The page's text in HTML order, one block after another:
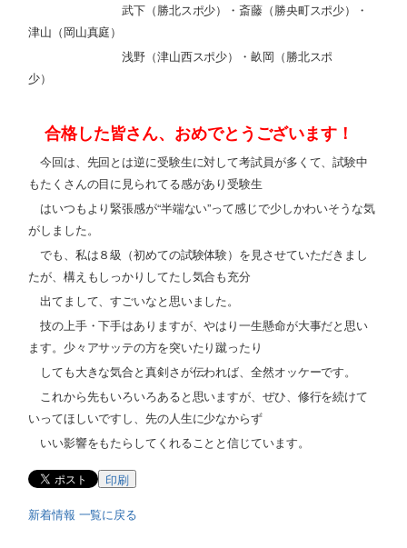
武下（勝北スポ少）・斎藤（勝央町スポ少）・
津山（岡山真庭）
浅野（津山西スポ少）・畝岡（勝北スポ
少）
合格した皆さん、おめでとうございます！
今回は、先回とは逆に受験生に対して考試員が多くて、試験中
もたくさんの目に見られてる感があり受験生
はいつもより緊張感が“半端ない”って感じで少しかわいそうな気
がしました。
でも、私は８級（初めての試験体験）を見させていただきまし
たが、構えもしっかりしてたし気合も充分
出てまして、すごいなと思いました。
技の上手・下手はありますが、やはり一生懸命が大事だと思い
ます。少々アサッテの方を突いたり蹴ったり
しても大きな気合と真剣さが伝われば、全然オッケーです。
これから先もいろいろあると思いますが、ぜひ、修行を続けて
いってほしいですし、先の人生に少なからず
いい影響をもたらしてくれることと信じています。
印刷
新着情報 一覧に戻る